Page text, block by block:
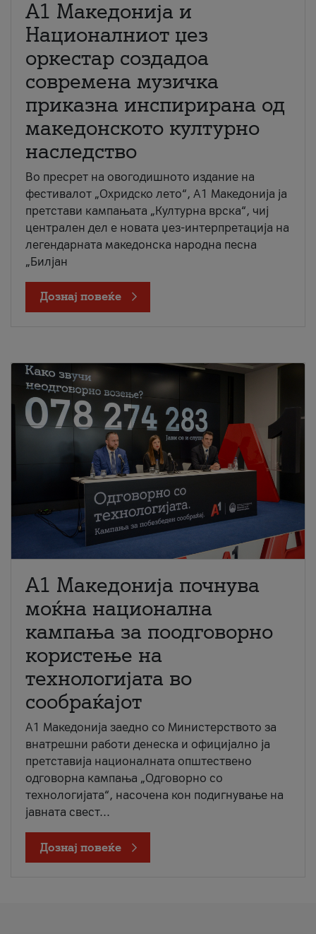
А1 Македонија и
Националниот џез
оркестар создадоа
современа музичка
приказна инспирирана од
македонското културно
наследство
Во пресрет на овогодишното издание на
фестивалот „Охридско лето“, А1 Македонија ја
претстави кампањата „Културна врска“, чиј
централен дел е новата џез-интерпретација на
легендарната македонска народна песна
„Билјан
Дознај повеќе
A1 Македонија почнува
моќна национална
кампања за поодговорно
користење на
технологијата во
сообраќајот
A1 Македонија заедно со Министерството за
внатрешни работи денеска и официјално ја
претставија националната општествено
одговорна кампања „Одговорно со
технологијата“, насочена кон подигнување на
јавната свест...
Дознај повеќе